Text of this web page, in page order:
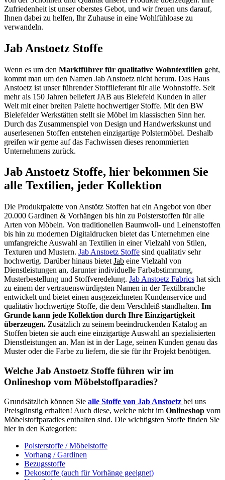
Zufriedenheit ist unser oberstes Gebot, und wir freuen uns darauf,
Ihnen dabei zu helfen, Ihr Zuhause in eine Wohlfühloase zu
verwandeln.
Jab Anstoetz Stoffe
Wenn es um den Marktführer für qualitative Wohntextilien geht,
kommt man um den Namen Jab Anstoetz nicht herum. Das Haus
Anstoetz ist unser führender Stofflieferant für alle Wohnstoffe. Seit
mehr als 150 Jahren beliefert JAB aus Bielefeld Kunden in aller
Welt mit einer breiten Palette hochwertiger Stoffe. Mit den BW
Bielefelder Werkstätten stellt sie Möbel im klassischen Sinn her.
Durch das Zusammenspiel von Design und Handwerkskunst und
auserlesenen Stoffen entstehen einzigartige Polstermöbel. Deshalb
greifen wir gerne auf das Fachwissen dieses renommierten
Unternehmens zurück.
Jab Anstoetz Stoffe, hier bekommen Sie
alle Textilien, jeder Kollektion
Die Produktpalette von Anstötz Stoffen hat ein Angebot von über
20.000 Gardinen & Vorhängen bis hin zu Polsterstoffen für alle
Arten von Möbeln. Von traditionellen Baumwoll- und Leinenstoffen
bis hin zu modernen Digitaldrucken bietet das Unternehmen eine
umfangreiche Auswahl an Textilien in einer Vielzahl von Stilen,
Texturen und Mustern. Jab Anstoetz Stoffe sind qualitativ sehr
hochwertig. Darüber hinaus bietet Jab eine Vielzahl von
Dienstleistungen an, darunter individuelle Farbabstimmung,
Musterbestellung und Stoffveredelung. Jab Anstoetz Fabrics hat sich
zu einem der vertrauenswürdigsten Namen in der Textilbranche
entwickelt und bietet einen ausgezeichneten Kundenservice und
qualitativ hochwertige Stoffe, die dem Verschleiß standhalten. Im
Grunde kann jede Kollektion durch Ihre Einzigartigkeit
überzeugen. Zusätzlich zu seinem beeindruckenden Katalog an
Stoffen bieten sie auch eine einzigartige Auswahl an spezialisierten
Dienstleistungen an. Man ist in der Lage, seinen Kunden genau das
Muster oder die Farbe zu liefern, die sie für ihr Projekt benötigen.
Welche Jab Anstoetz Stoffe führen wir im
Onlineshop vom Möbelstoffparadies?
Grundsätzlich können Sie alle Stoffe von Jab Anstoetz bei uns
Preisgünstig erhalten! Auch diese, welche nicht im Onlineshop vom
Möbelstoffparadies enthalten sind. Die wichtigsten Stoffe finden Sie
hier in den Kategorien:
Polsterstoffe / Möbelstoffe
Vorhang / Gardinen
Bezugsstoffe
Dekostoffe (auch für Vorhänge geeignet)